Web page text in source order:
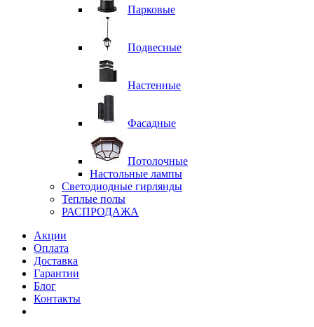
Парковые
Подвесные
Настенные
Фасадные
Потолочные
Настольные лампы
Светодиодные гирлянды
Теплые полы
РАСПРОДАЖА
Акции
Оплата
Доставка
Гарантии
Блог
Контакты